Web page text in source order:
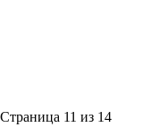
Страница 11 из 14